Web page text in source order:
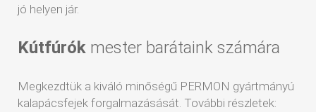
jó helyen jár.
Kútfúrók mester barátaink számára
Megkezdtük a kiváló minőségű PERMON gyártmányú
kalapácsfejek forgalmazásását. További részletek: